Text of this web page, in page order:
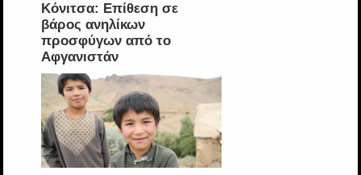
Κόνιτσα: Επίθεση σε
βάρος ανηλίκων
προσφύγων από το
Αφγανιστάν